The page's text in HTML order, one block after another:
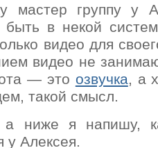
мастер группу у
быть в некой
видео для
видео не
— это озвучка , а
такой смысл.
а ниже я напишу,
у Алексея.